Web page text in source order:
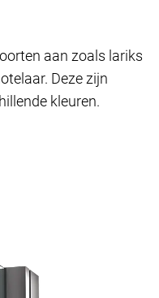
aan zoals lariks
Deze zijn
kleuren.